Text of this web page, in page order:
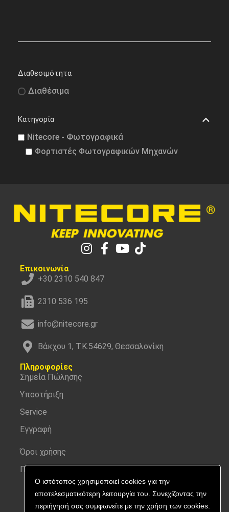
Ο ιστότοπος χρησιμοποιεί cookies για την
αποτελεσματικότερη λειτουργία του. Συνεχίζοντας την
περιήγησή σας συμφωνείτε με την χρήση των cookies.
Διαθεσιμότητα
Διαθέσιμα
Κατηγορία
Nitecore - Φωτογραφικά
Φορτιστές Φωτογραφικών Μηχανών
Επικοινωνία
+30 2310 540 847
2310 536 195
info@nitecore.gr
Βάκχου 1, Τ.Κ.54629, Θεσσαλονίκη
Πληροφορίες
Σημεία Πώλησης
Υποστήριξη
Service
Εγγραφή
Όροι χρήσης
Προσωπικά δεδομένα